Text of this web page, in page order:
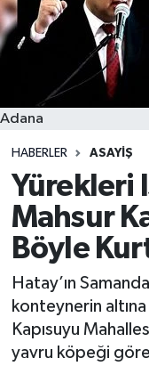
Adana
HABERLER ASAYIŞ
Yürekleri
Mahsur
Böyle
Hatay’ın
konteynerin altına
Kapısuyu
yavru köpeği
Resmi İlanlar